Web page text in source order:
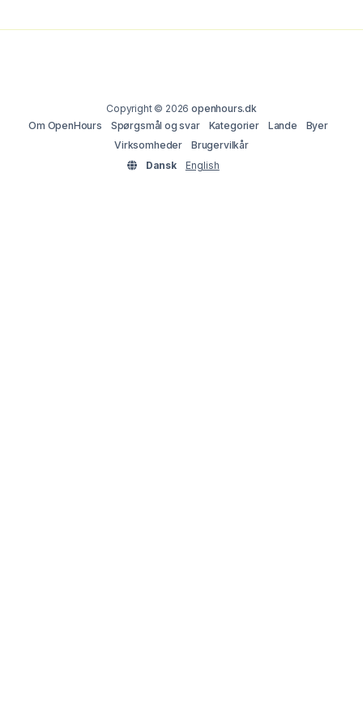
Copyright © 2026openhours.dk
Om OpenHours
Spørgsmål og svar Kategorier Lande
Byer
Virksomheder
Brugervilkår
Dansk
English